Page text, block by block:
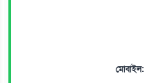
মোবাইল: